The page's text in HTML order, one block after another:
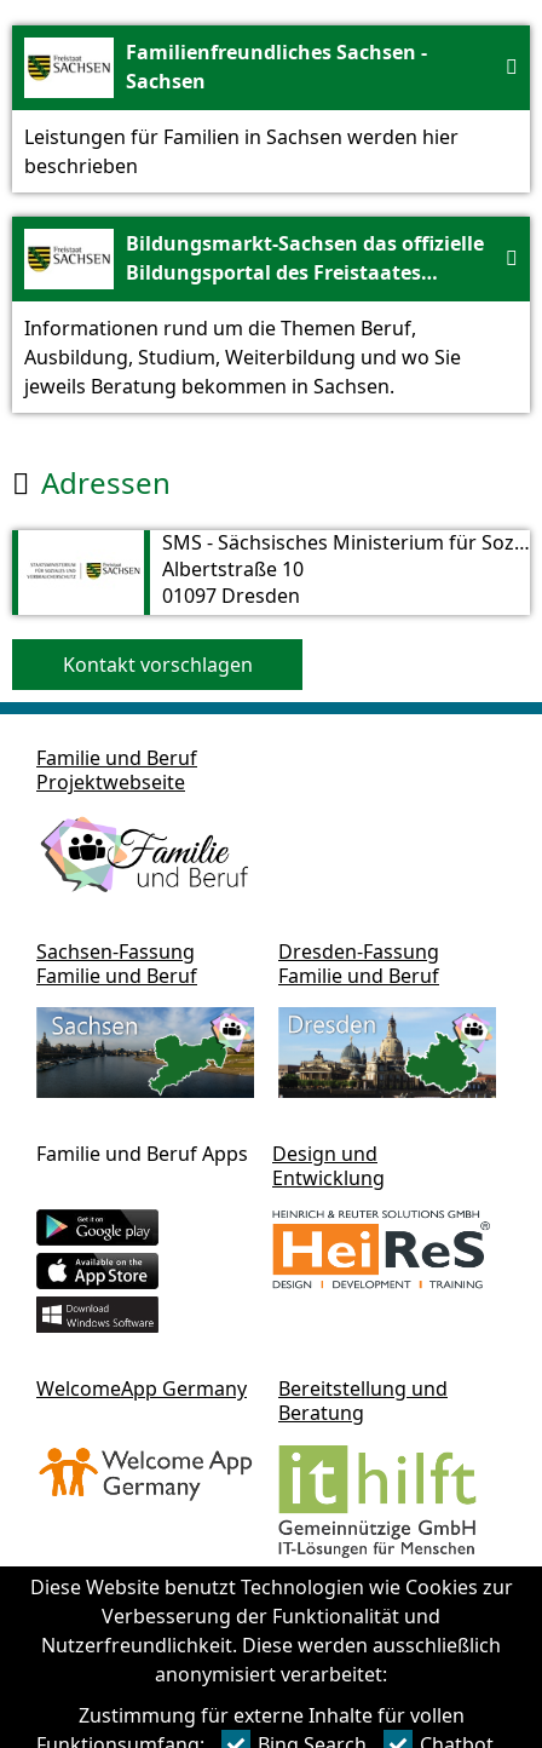
Diese Website benutzt Technologien wie Cookies zur
Verbesserung der Funktionalität und
Nutzerfreundlichkeit. Diese werden ausschließlich
anonymisiert verarbeitet:
Zustimmung für externe Inhalte für vollen
Familienfreundliches Sachsen -
Sachsen

Leistungen für Familien in Sachsen werden hier
beschrieben
Bildungsmarkt-Sachsen das offizielle
Bildungsportal des Freistaates
Sachsen.

Informationen rund um die Themen Beruf,
Ausbildung, Studium, Weiterbildung und wo Sie
jeweils Beratung bekommen in Sachsen.
 Adressen
SMS - Sächsisches Ministerium für Soziales und Verbraucherschutz
Albertstraße 10
01097 Dresden
Kontakt vorschlagen
Familie und Beruf
Projektwebseite
Sachsen-Fassung
Familie und Beruf
Dresden-Fassung
Familie und Beruf
Familie und Beruf Apps
Design und
Entwicklung
WelcomeApp Germany
Bereitstellung und
Beratung
Kontakt IThilft gGmbH
+49 351 - 312 930 64